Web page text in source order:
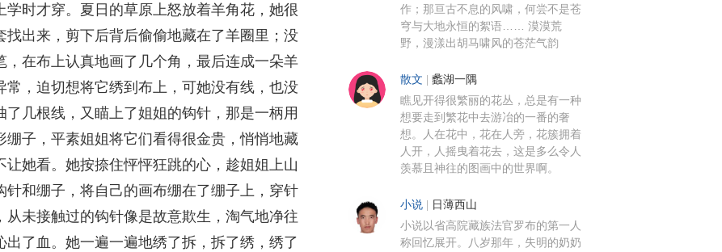
时才穿。夏日的草原上怒放着羊角花，她很
出来，剪下后背后偷偷地藏在了羊圈里；没
在布上认真地画了几个角，最后连成一朵羊
，迫切想将它绣到布上，可她没有线，也没
几根线，又瞄上了姐姐的钩针，那是一柄用
子，平素姐姐将它们看得很金贵，悄悄地藏
她看。她按捺住怦怦狂跳的心，趁姐姐上山
和绷子，将自己的画布绷在了绷子上，穿针
未接触过的钩针像是故意欺生，淘气地净往
了血。她一遍一遍地绣了拆，拆了绣，绣了
作；那亘古不息的风啸，何尝不是苍
穹与大地永恒的絮语…… 漠漠荒
野，漫漾出胡马啸风的苍茫气韵
散文 蠡湖一隅
瞧见开得很繁丽的花丛，总是有一种
想要走到繁花中去游冶的一番的奢
想。人在花中，花在人旁，花簇拥着
人开，人摇曳着花去，这是多么令人
羡慕且神往的图画中的世界啊。
小说 日薄西山
小说以省高院藏族法官罗布的第一人
称回忆展开。八岁那年，失明的奶奶